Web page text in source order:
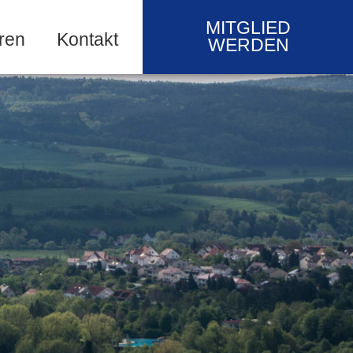
Kontakt
MITGLIED
WERDEN